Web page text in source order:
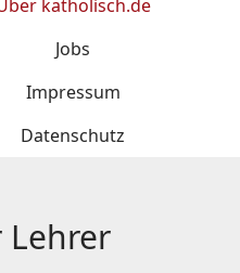
katholisch.de
Jobs
Impressum
Datenschutz
Lehrer